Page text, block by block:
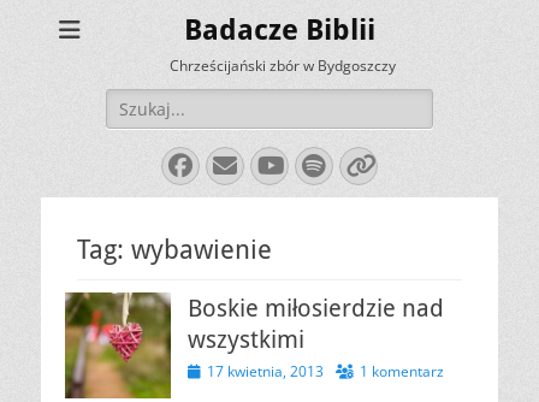
Badacze Biblii
Chrześcijański zbór w Bydgoszczy
Szukaj:
Facebook
E-
mail
YouTube
Spotify
Link
Tag: wybawienie
Boskie miłosierdzie nad
wszystkimi
Opublikowano
17 kwietnia, 2013 1 komentarz